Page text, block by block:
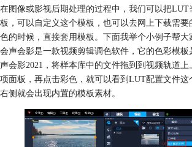
在图像或影视后期处理的过程中，我们可以把LUT
板，可以自定义这个模板，也可以去网上下载需要
色的时候，直接套用模板。下面我举个小例子帮大
会声会影是一款视频剪辑调色软件，它的色彩模
声会影2021，将样本库中的文件拖到到视频轨道
项面板，再点击彩色，就可以看到LUT配置文件这
右侧就会出现内置的模板素材。